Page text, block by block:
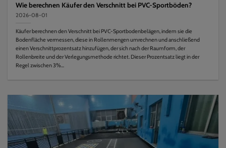
Wie berechnen Käufer den Verschnitt bei PVC-Sportböden?
2026-08-01
Käufer berechnen den Verschnitt bei PVC-Sportbodenbelägen, indem sie die
Bodenfläche vermessen, diese in Rollenmengen umrechnen und anschließend
einen Verschnittprozentsatz hinzufügen, der sich nach der Raumform, der
Rollenbreite und der Verlegungsmethode richtet. Dieser Prozentsatz liegt in der
Regel zwischen 3%...